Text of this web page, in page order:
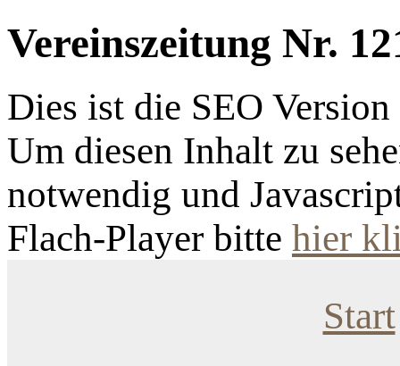
Vereinszeitung Nr.
Dies ist die SEO
Um diesen Inhalt zu
notwendig und
Flach-Player bitte hier
Start